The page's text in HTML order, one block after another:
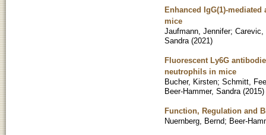
Enhanced IgG(1)-
mice
Jaufmann, Jennifer; Carevic,
Sandra (2021)
Fluorescent Ly6G
neutrophils in mice
Bucher, Kirsten; Schmitt, Fee
Beer-Hammer, Sandra (2015)
Function, Regulation and
Nuernberg, Bernd; Beer-